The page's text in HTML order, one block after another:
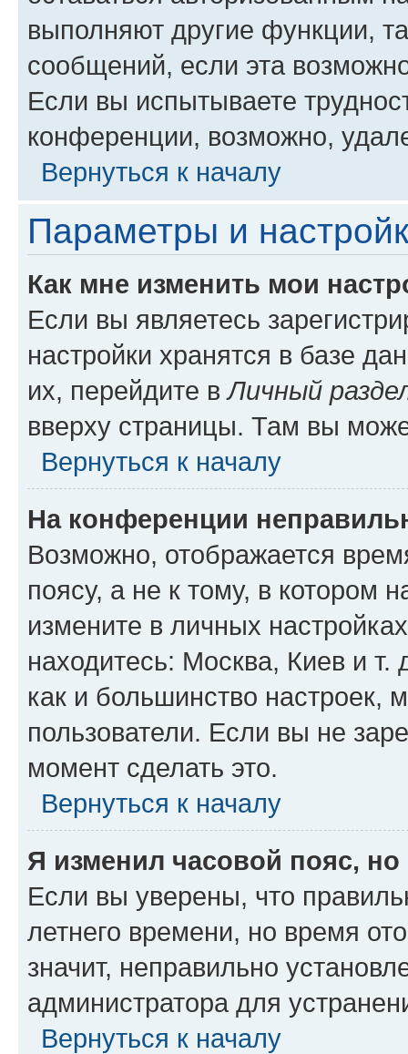
выполняют другие функции,
сообщений, если эта
Если вы испытываете
конференции, возможно,
Вернуться к началу
Параметры и
Как мне изменить мои
Если вы являетесь
настройки хранятся в базе
их, перейдите вЛичный
вверху страницы. Там вы
Вернуться к началу
На конференции
Возможно, отображается
поясу, а не к тому, в котором
измените в личных
находитесь: Москва, Киев и т.
как и большинство настроек,
пользователи. Если вы не
момент сделать это.
Вернуться к началу
Я изменил часовой пояс,
Если вы уверены, что
летнего времени, но время
значит, неправильно
администратора для
Вернуться к началу